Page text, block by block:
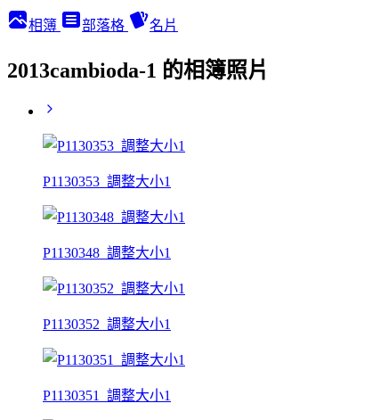
相簿 部落格 名片
2013cambioda-1 的相簿照片
P1130353_調整大小1
P1130348_調整大小1
P1130352_調整大小1
P1130351_調整大小1